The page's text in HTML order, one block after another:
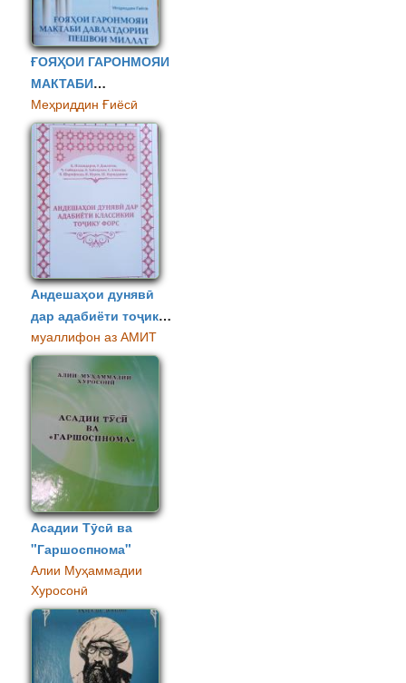
ҒОЯҲОИ ГАРОНМОЯИ
МАКТАБИ
ДАВЛАТДОРИИ
ПЕШВОИ МИЛЛАТ
Меҳриддин Ғиёсӣ
Андешаҳои дунявӣ
дар адабиёти тоҷику
форс
муаллифон аз АМИТ
Асадии Тӯсӣ ва
"Гаршоспнома"
Алии Муҳаммадии
Хуросонӣ